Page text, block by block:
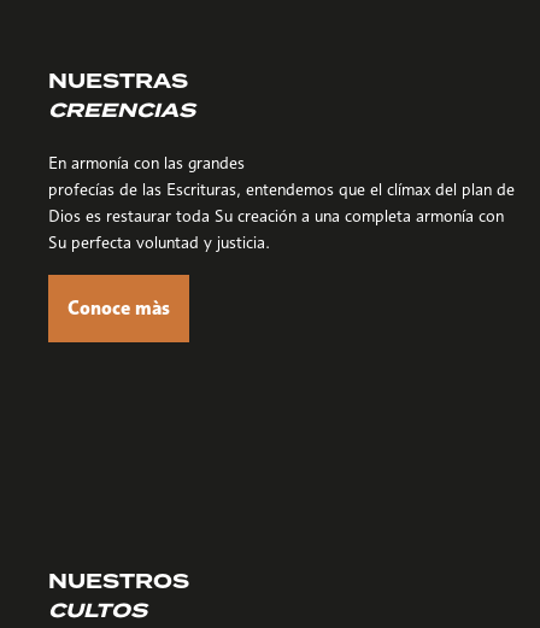
NUESTRAS
CREENCIAS
En armonía con las grandes
profecías de las Escrituras, entendemos que el clímax del plan de
Dios es restaurar toda Su creación a una completa armonía con
Su perfecta voluntad y justicia.
Conoce màs
NUESTROS
CULTOS